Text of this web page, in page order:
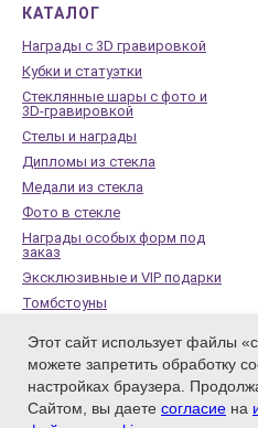
КАТАЛОГ
Награды с 3D гравировкой
Кубки и статуэтки
Стеклянные шары с фото и
3D-гравировкой
Стелы и награды
Дипломы из стекла
Медали из стекла
Фото в стекле
Награды особых форм под
заказ
Эксклюзивные и VIP подарки
Томбстоуны
Заготовки под сувениры из
оптического стекла
Этот сайт использует файлы
можете запретить обработку
настройках браузера.
Сайтом, вы даете согласие на